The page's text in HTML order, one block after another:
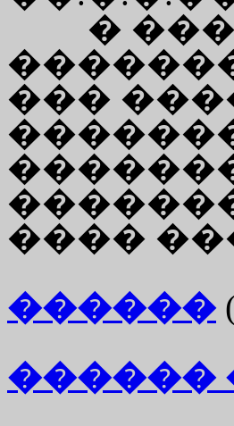
�
���
����
������
������